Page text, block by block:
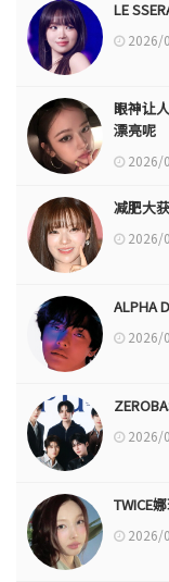
LE
2026/
眼神让
漂亮呢
2026/
减肥大
2026/
ALPHA
2026/
2026/
TWICE
2026/